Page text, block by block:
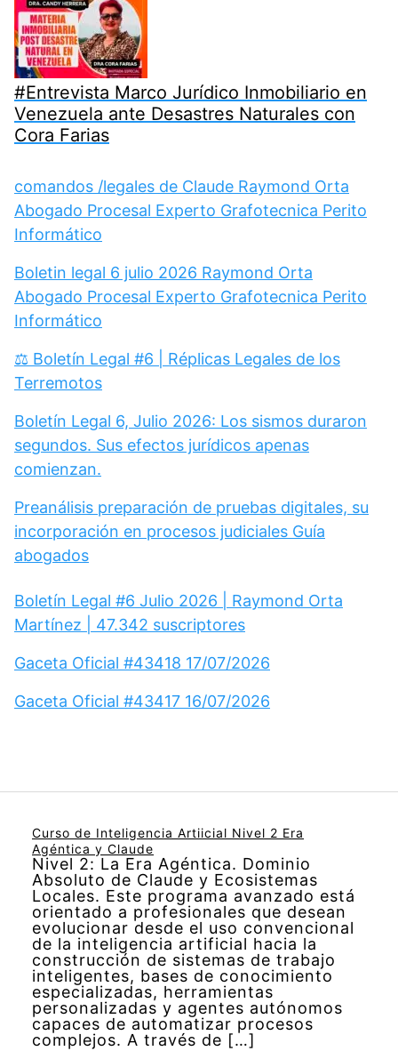
#Entrevista Marco Jurídico Inmobiliario en
Venezuela ante Desastres Naturales con
Cora Farias
comandos /legales de Claude Raymond Orta
Abogado Procesal Experto Grafotecnica Perito
Informático
Boletin legal 6 julio 2026 Raymond Orta
Abogado Procesal Experto Grafotecnica Perito
Informático
⚖️ Boletín Legal #6 | Réplicas Legales de los
Terremotos
Boletín Legal 6, Julio 2026: Los sismos duraron
segundos. Sus efectos jurídicos apenas
comienzan.
Preanálisis preparación de pruebas digitales, su
incorporación en procesos judiciales Guía
abogados
Boletín Legal #6 Julio 2026 | Raymond Orta
Martínez | 47.342 suscriptores
Gaceta Oficial #43418 17/07/2026
Gaceta Oficial #43417 16/07/2026
Curso de Inteligencia Artiicial Nivel 2 Era
Agéntica y Claude
Nivel 2: La Era Agéntica. Dominio
Absoluto de Claude y Ecosistemas
Locales. Este programa avanzado está
orientado a profesionales que desean
evolucionar desde el uso convencional
de la inteligencia artificial hacia la
construcción de sistemas de trabajo
inteligentes, bases de conocimiento
especializadas, herramientas
personalizadas y agentes autónomos
capaces de automatizar procesos
complejos. A través de […]